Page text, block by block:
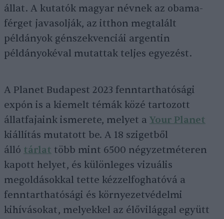
állat. A kutatók magyar névnek az obama-
férget javasolják, az itthon megtalált
példányok génszekvenciái argentin
példányokéval mutattak teljes egyezést.
A Planet Budapest 2023 fenntarthatósági
expón is a kiemelt témák közé tartozott
állatfajaink ismerete, melyet a Your Planet
kiállítás mutatott be. A 18 szigetből
álló tárlat több mint 6500 négyzetméteren
kapott helyet, és különleges vizuális
megoldásokkal tette kézzelfoghatóvá a
fenntarthatósági és környezetvédelmi
kihívásokat, melyekkel az élővilággal együtt